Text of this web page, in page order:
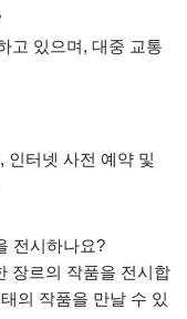
고 있으며, 대중 교통
인터넷 사전 예약 및
전시하나요?
장르의 작품을 전시합
의 작품을 만날 수 있